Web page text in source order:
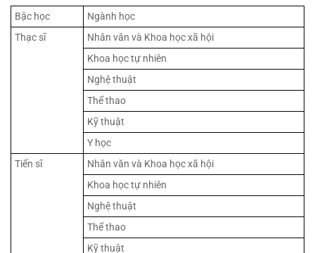
Bậc học
Ngành học
Thạc sĩ
Nhân văn và Khoa học xã hội
Khoa học tự nhiên
Nghệ thuật
Thể thao
Kỹ thuật
Y học
Tiến sĩ
Nhân văn và Khoa học xã hội
Khoa học tự nhiên
Nghệ thuật
Thể thao
Kỹ thuật